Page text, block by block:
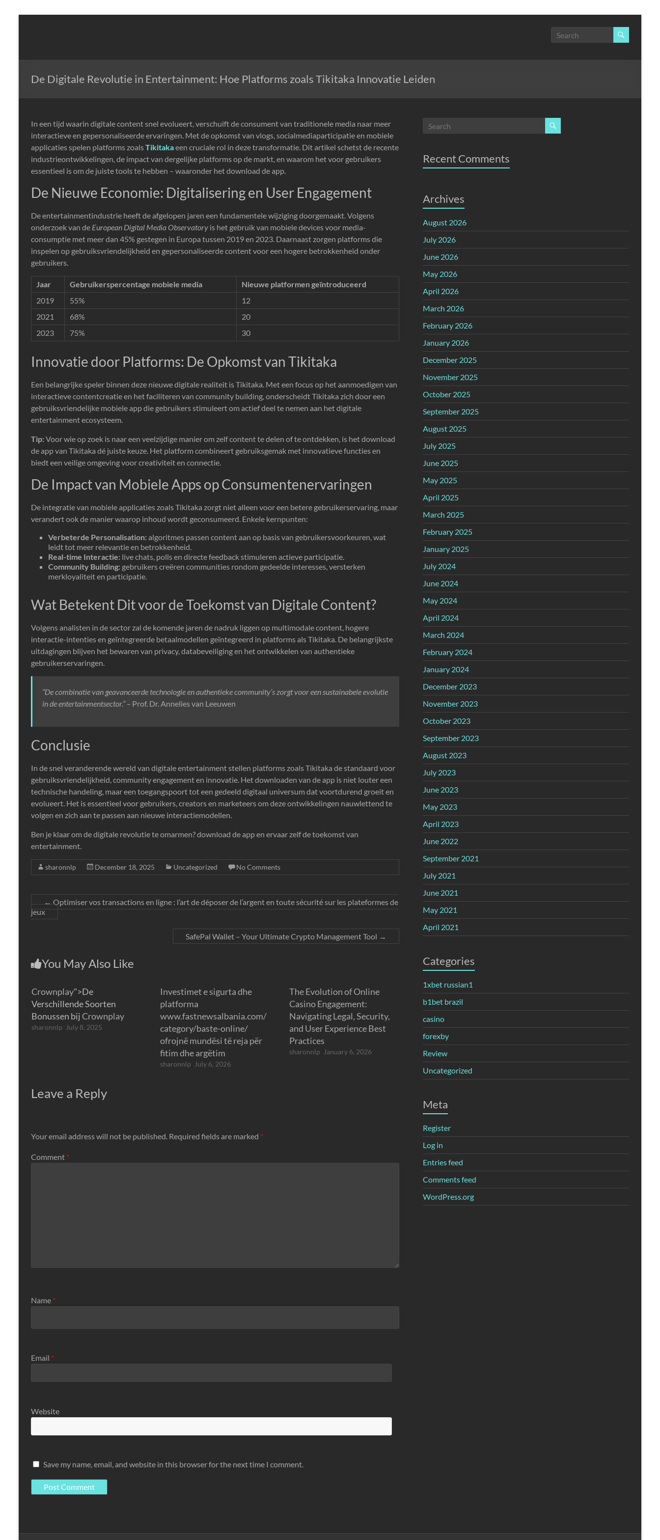
and
Line
effect
immediate
change
De Digitale Revolutie in Entertainment: Hoe Platforms zoals Tikitaka Innovatie Leiden
In een tijd waarin digitale content snel evolueert, verschuift de consument van traditionele media naar meer
interactieve en gepersonaliseerde ervaringen. Met de opkomst van vlogs, socialmediaparticipatie en mobiele
applicaties spelen platforms zoalsTikitakaeen cruciale rol in deze transformatie. Dit artikel schetst de recente
industrieontwikkelingen, de impact van dergelijke platforms op de markt, en waarom het voor gebruikers
essentieel is om de juiste tools te hebben – waaronder het download de app.
De Nieuwe Economie: Digitalisering en User Engagement
De entertainmentindustrie heeft de afgelopen jaren een fundamentele wijziging doorgemaakt. Volgens
onderzoek van de European Digital Media Observatory is het gebruik van mobiele devices voor media-
consumptie met meer dan 45% gestegen in Europa tussen 2019 en 2023. Daarnaast zorgen platforms die
inspelen op gebruiksvriendelijkheid en gepersonaliseerde content voor een hogere betrokkenheid onder
gebruikers.
Jaar Gebruikerspercentage mobiele media
Nieuwe platformen geïntroduceerd
2019
55%
12
2021
68%
20
2023
75% 30
Innovatie door Platforms: De Opkomst van Tikitaka
Een belangrijke speler binnen deze nieuwe digitale realiteit is Tikitaka. Met een focus op het aanmoedigen van
interactieve contentcreatie en het faciliteren van community building, onderscheidt Tikitaka zich door een
gebruiksvriendelijke mobiele app die gebruikers stimuleert om actief deel te nemen aan het digitale
entertainment ecosysteem.
Tip: Voor wie op zoek is naar een veelzijdige manier om zelf content te delen of te ontdekken, is het download
de app van Tikitaka dé juiste keuze. Het platform combineert gebruiksgemak met innovatieve functies en
biedt een veilige omgeving voor creativiteit en connectie.
De Impact van Mobiele Apps op Consumentenervaringen
De integratie van mobiele applicaties zoals Tikitaka zorgt niet alleen voor een betere gebruikerservaring, maar
verandert ook de manier waarop inhoud wordt geconsumeerd. Enkele kernpunten:
Verbeterde Personalisation: algoritmes passen content aan op basis van gebruikersvoorkeuren, wat
leidt tot meer relevantie en betrokkenheid.
Real-time Interactie: live chats, polls en directe feedback stimuleren actieve participatie.
Community Building: gebruikers creëren communities rondom gedeelde interesses, versterken
merkloyaliteit en participatie.
Wat Betekent Dit voor de Toekomst van Digitale Content?
Volgens analisten in de sector zal de komende jaren de nadruk liggen op multimodale content, hogere
interactie-intenties en geïntegreerde betaalmodellen geïntegreerd in platforms als Tikitaka. De belangrijkste
uitdagingen blijven het bewaren van privacy, databeveiliging en het ontwikkelen van authentieke
gebruikerservaringen.
“De combinatie van geavanceerde technologie en authentieke community’s zorgt voor een sustainabele evolutie
in de entertainmentsector.” – Prof. Dr. Annelies van Leeuwen
Conclusie
In de snel veranderende wereld van digitale entertainment stellen platforms zoals Tikitaka de standaard voor
gebruiksvriendelijkheid, community engagement en innovatie. Het downloaden van de app is niet louter een
technische handeling, maar een toegangspoort tot een gedeeld digitaal universum dat voortdurend groeit en
evolueert. Het is essentieel voor gebruikers, creators en marketeers om deze ontwikkelingen nauwlettend te
volgen en zich aan te passen aan nieuwe interactiemodellen.
Ben je klaar om de digitale revolutie te omarmen? download de app en ervaar zelf de toekomst van
entertainment.
sharonnlp December 18, 2025 Uncategorized No Comments
←Optimiser vos transactions en ligne : l’art de déposer de l’argent en toute sécurité sur les plateformes de
jeux
SafePal Wallet – Your Ultimate Crypto Management Tool →
You May Also Like
Crownplay">De
Verschillende Soorten
Bonussen bij Crownplay
sharonnlp July 8, 2025
Investimet e sigurta dhe
platforma
www.fastnewsalbania.com/
category/baste-online/
ofrojnë mundësi të reja për
fitim dhe argëtim
sharonnlp July 6, 2026
The Evolution of Online
Casino Engagement:
Navigating Legal, Security,
and User Experience Best
Practices
sharonnlp January 6, 2026
Leave a Reply
Your email address will not be published. Required fields are marked *
Comment *
Name *
Email *
Website
Save my name, email, and website in this browser for the next time I comment.
Recent Comments
Archives
August 2026
July 2026
June 2026
May 2026
April 2026
March 2026
February 2026
January 2026
December 2025
November 2025
October 2025
September 2025
August 2025
July 2025
June 2025
May 2025
April 2025
March 2025
February 2025
January 2025
July 2024
June 2024
May 2024
April 2024
March 2024
February 2024
January 2024
December 2023
November 2023
October 2023
September 2023
August 2023
July 2023
June 2023
May 2023
April 2023
June 2022
September 2021
July 2021
June 2021
May 2021
April 2021
Categories
1xbet russian1
b1bet brazil
casino
forexby
Review
Uncategorized
Meta
Register
Log in
Entries feed
Comments feed
WordPress.org